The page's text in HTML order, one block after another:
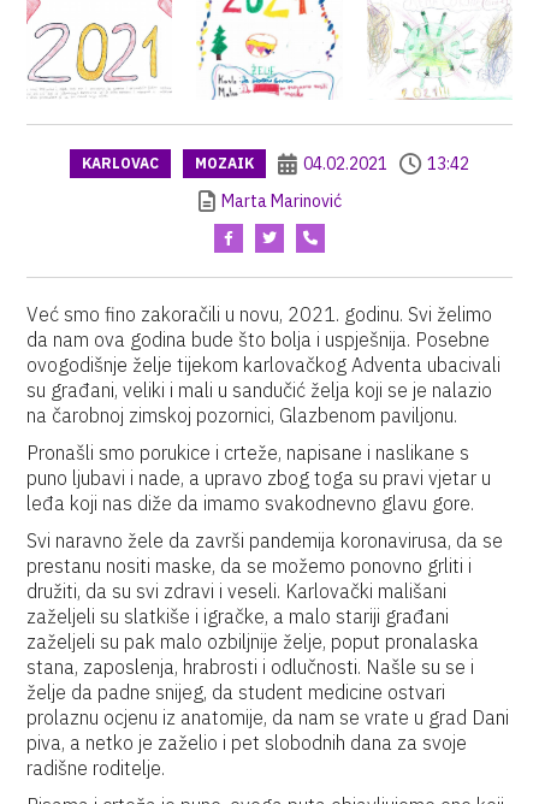
KARLOVAC MOZAIK 04.02.2021
13:42
Marta Marinović
Već smo fino zakoračili u novu, 2021. godinu. Svi želimo
da nam ova godina bude što bolja i uspješnija. Posebne
ovogodišnje želje tijekom karlovačkog Adventa ubacivali
su građani, veliki i mali u sandučić želja koji se je nalazio
na čarobnoj zimskoj pozornici, Glazbenom paviljonu.
Pronašli smo porukice i crteže, napisane i naslikane s
puno ljubavi i nade, a upravo zbog toga su pravi vjetar u
leđa koji nas diže da imamo svakodnevno glavu gore.
Svi naravno žele da završi pandemija koronavirusa, da se
prestanu nositi maske, da se možemo ponovno grliti i
družiti, da su svi zdravi i veseli. Karlovački mališani
zaželjeli su slatkiše i igračke, a malo stariji građani
zaželjeli su pak malo ozbiljnije želje, poput pronalaska
stana, zaposlenja, hrabrosti i odlučnosti. Našle su se i
želje da padne snijeg, da student medicine ostvari
prolaznu ocjenu iz anatomije, da nam se vrate u grad Dani
piva, a netko je zaželio i pet slobodnih dana za svoje
radišne roditelje.